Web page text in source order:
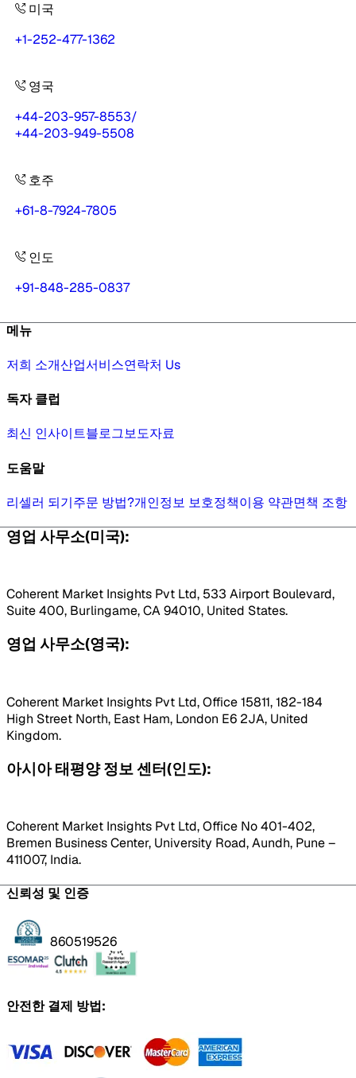
미국
+1-252-477-1362
영국
+44-203-957-8553/
+44-203-949-5508
호주
+61-8-7924-7805
인도
+91-848-285-0837
메뉴
저희 소개산업서비스연락처 Us
독자 클럽
최신 인사이트블로그보도자료
도움말
리셀러 되기주문 방법?개인정보 보호정책이용 약관면책 조항
영업 사무소(미국):
Coherent Market Insights Pvt Ltd, 533 Airport Boulevard,
Suite 400, Burlingame, CA 94010, United States.
영업 사무소(영국):
Coherent Market Insights Pvt Ltd, Office 15811, 182-184
High Street North, East Ham, London E6 2JA, United
Kingdom.
아시아 태평양 정보 센터(인도):
Coherent Market Insights Pvt Ltd, Office No 401-402,
Bremen Business Center, University Road, Aundh, Pune –
411007, India.
신뢰성 및 인증
860519526
안전한 결제 방법: